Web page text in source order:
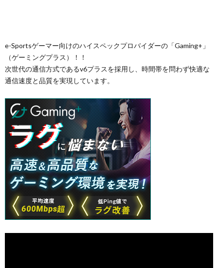
e-Sportsゲーマー向けのハイスペックプロバイダーの「Gaming+」
（ゲーミングプラス）！！
次世代の通信方式であるv6プラスを採用し、時間帯を問わず快適な
通信速度と品質を実現しています。